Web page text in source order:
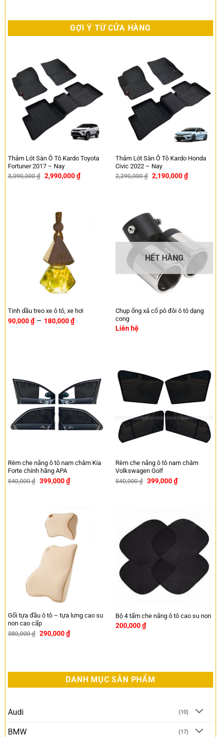
GỢI Ý TỪ CỬA HÀNG
Thảm Lót Sàn Ô Tô Kardo Toyota
Fortuner 2017 – Nay
3,090,000₫ 2,990,000₫
Thảm Lót Sàn Ô Tô Kardo Honda
Civic 2022 – Nay
2,290,000₫ 2,190,000₫
Tinh dầu treo xe ô tô, xe hơi
90,000₫ – 180,000₫
HẾT HÀNG
Chụp ống xả cổ pô đôi ô tô dạng
cong
Liên hệ
Rèm che nắng ô tô nam châm Kia
Forte chính hãng APA
540,000₫ 399,000₫
Rèm che nắng ô tô nam châm
Volkswagen Golf
540,000₫ 399,000₫
Gối tựa đầu ô tô – tựa lưng cao su
non cao cấp
380,000₫ 290,000₫
Bộ 4 tấm che nắng ô tô cao su non
200,000₫
DANH MỤC SẢN PHẨM
Audi (10)
BMW (17)